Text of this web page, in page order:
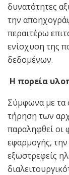
δυνατότητες
την
περαιτέρω
ενίσχυση της
δεδομένων.
Η πορεία
Σύμφωνα με τα
τήρηση των
παραληφθεί οι
εφαρμογής,
εξωστρεφείς